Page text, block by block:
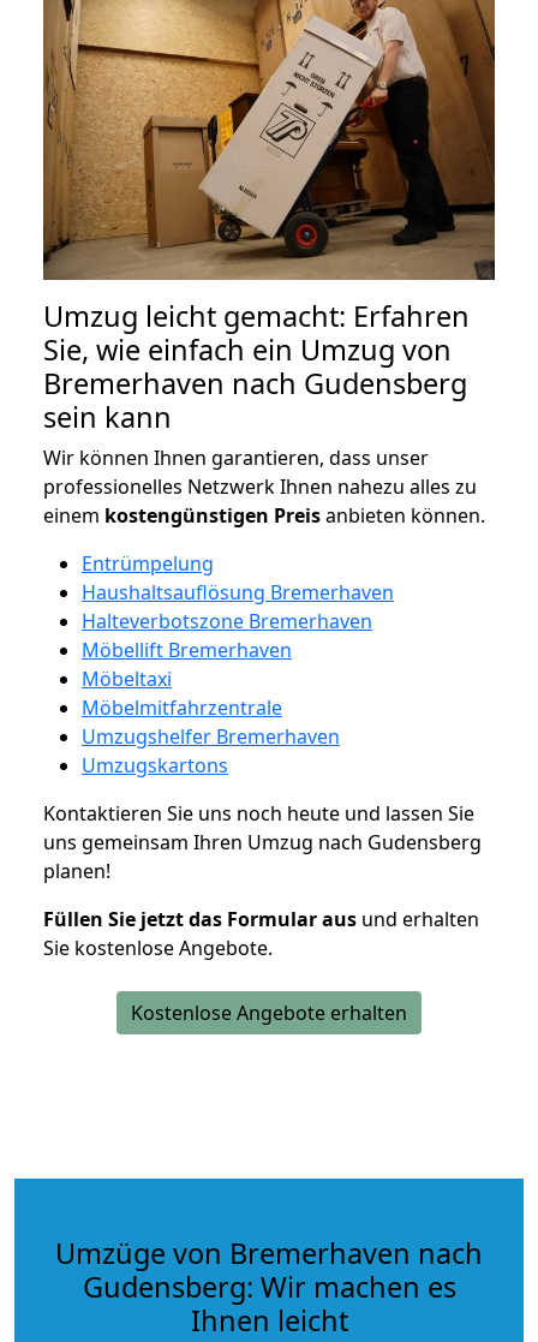
Umzug leicht gemacht: Erfahren
Sie, wie einfach ein Umzug von
Bremerhaven nach Gudensberg
sein kann
Wir können Ihnen garantieren, dass unser
professionelles Netzwerk Ihnen nahezu alles zu
einem kostengünstigen Preisanbieten können.
Entrümpelung
Haushaltsauflösung Bremerhaven
Halteverbotszone Bremerhaven
Möbellift Bremerhaven
Möbeltaxi
Möbelmitfahrzentrale
Umzugshelfer Bremerhaven
Umzugskartons
Kontaktieren Sie uns noch heute und lassen Sie
uns gemeinsam Ihren Umzug nach Gudensberg
planen!
Füllen Sie jetzt das Formular aus und erhalten
Sie kostenlose Angebote.
Kostenlose Angebote erhalten
Umzüge von Bremerhaven nach
Gudensberg: Wir machen es
Ihnen leicht